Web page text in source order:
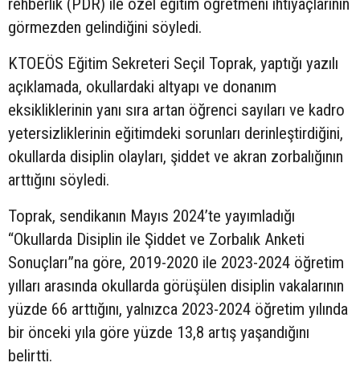
rehberlik (PDR) ile özel eğitim öğretmeni ihtiyaçlarının
görmezden gelindiğini söyledi.
KTOEÖS Eğitim Sekreteri Seçil Toprak, yaptığı yazılı
açıklamada, okullardaki altyapı ve donanım
eksikliklerinin yanı sıra artan öğrenci sayıları ve kadro
yetersizliklerinin eğitimdeki sorunları derinleştirdiğini,
okullarda disiplin olayları, şiddet ve akran zorbalığının
arttığını söyledi.
Toprak, sendikanın Mayıs 2024’te yayımladığı
“Okullarda Disiplin ile Şiddet ve Zorbalık Anketi
Sonuçları”na göre, 2019-2020 ile 2023-2024 öğretim
yılları arasında okullarda görüşülen disiplin vakalarının
yüzde 66 arttığını, yalnızca 2023-2024 öğretim yılında
bir önceki yıla göre yüzde 13,8 artış yaşandığını
belirtti.